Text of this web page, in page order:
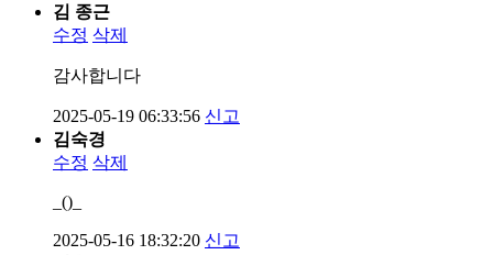
김 종근
수정 삭제
감사합니다
2025-05-19 06:33:56 신고
김숙경
수정 삭제
_()_
2025-05-16 18:32:20 신고